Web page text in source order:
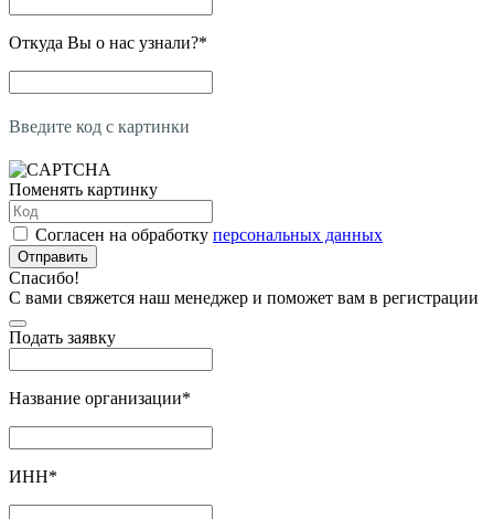
Откуда Вы о нас узнали?*
Введите код с картинки
Поменять картинку
Согласен на обработку персональных данных
Отправить
Спасибо!
С вами свяжется наш менеджер и поможет вам в регистрации
Подать заявку
Название организации*
ИНН*